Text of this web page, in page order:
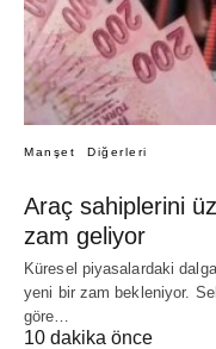
Manşet Diğerleri
Araç sahiplerini
zam geliyor
Küresel piyasalardaki
yeni bir zam bekleniyor.
göre…
10 dakika önce